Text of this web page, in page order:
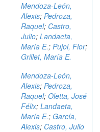
Mendoza-León,
Alexis; Pedroza,
Raquel; Castro,
Julio; Landaeta,
María E.; Pujol, Flor;
Grillet, María E.
Mendoza-León,
Alexis; Pedroza,
Raquel; Oletta, José
Félix; Landaeta,
María E.; García,
Alexis; Castro, Julio